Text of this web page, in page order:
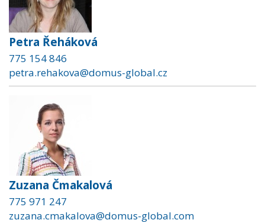
Petra Řeháková
775 154 846
petra.rehakova@domus-global.cz
Zuzana Čmakalová
775 971 247
zuzana.cmakalova@domus-global.com